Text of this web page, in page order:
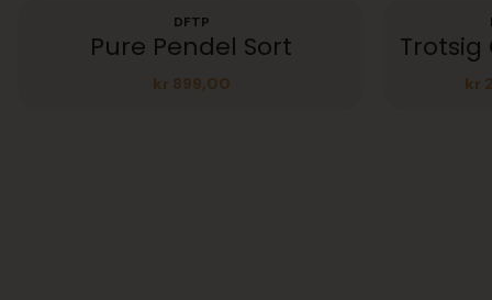
DFTP
Pure Pendel Sort
kr 899,00 kr